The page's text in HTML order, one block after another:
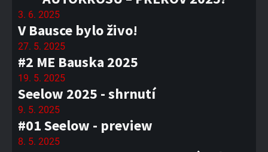
3. 6. 2025
V Bausce bylo živo!
27. 5. 2025
#2 ME Bauska 2025
19. 5. 2025
Seelow 2025 - shrnutí
9. 5. 2025
#01 Seelow - preview
8. 5. 2025